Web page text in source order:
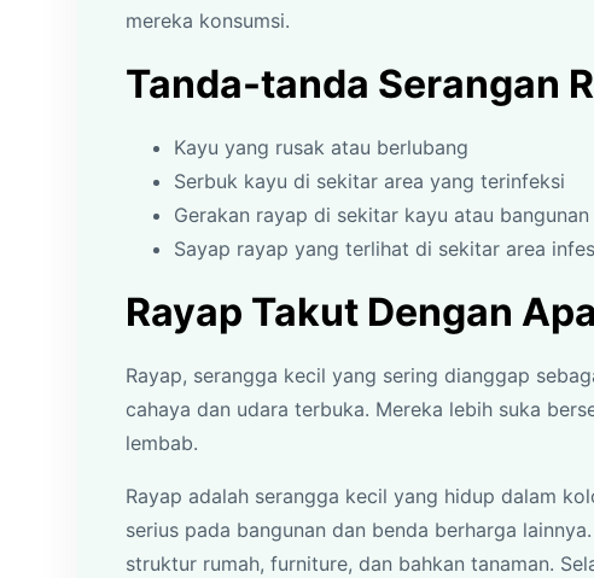
mereka konsumsi.
Tanda-tanda Serangan
Kayu yang rusak atau berlubang
Serbuk kayu di sekitar area yang terinfeksi
Gerakan rayap di sekitar kayu atau bangunan
Sayap rayap yang terlihat di sekitar area
Rayap Takut Dengan Apa
Rayap, serangga kecil yang sering dianggap
cahaya dan udara terbuka. Mereka lebih suka
lembab.
Rayap adalah serangga kecil yang hidup dalam
serius pada bangunan dan benda berharga
struktur rumah, furniture, dan bahkan tanaman.